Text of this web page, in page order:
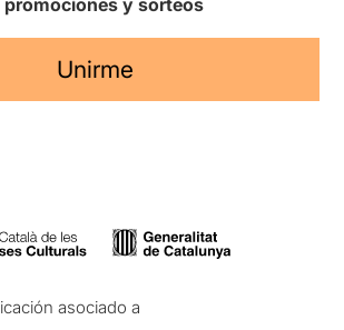
Unirme
asociado a